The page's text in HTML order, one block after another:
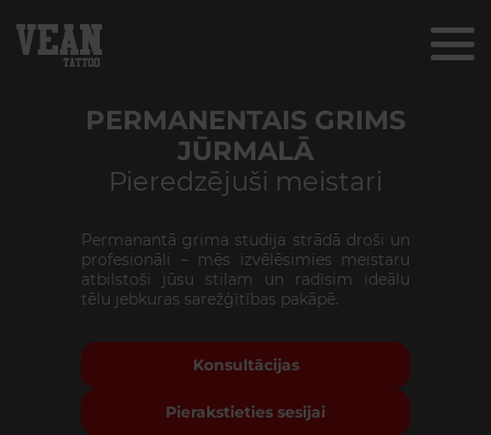
PERMANENTAIS GRIMS
JŪRMALĀ
Pieredzējuši meistari
Permanantā grima studija strādā droši un
profesionāli – mēs izvēlēsimies meistaru
atbilstoši jūsu stilam un radīsim ideālu
tēlu jebkuras sarežģītības pakāpē.
Konsultācijas
Pierakstieties sesijai